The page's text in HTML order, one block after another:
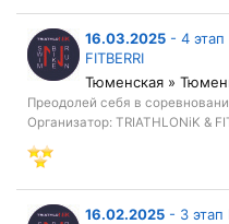
16.03.2025 - 4 этап
FITBERRI
Тюменская »
Преодолей себя в
Организатор: TRIATHLONiK &
16.02.2025 - 3 этап